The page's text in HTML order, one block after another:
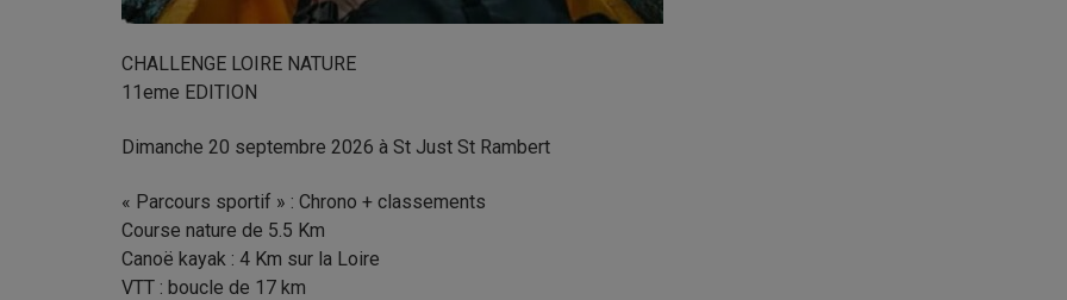
CHALLENGE LOIRE NATURE
11eme EDITION
Dimanche 20 septembre 2026 à St Just St Rambert
« Parcours sportif » : Chrono + classements
Course nature de 5.5 Km
Canoë kayak : 4 Km sur la Loire
VTT : boucle de 17 km